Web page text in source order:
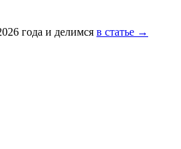
года и делимся в статье →